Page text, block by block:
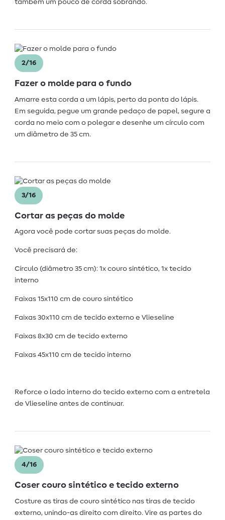
também um pouco de corda sobrando.
2/16
Fazer o molde para o fundo
Amarre esta corda a um lápis, perto da ponta do lápis.
Em seguida, pegue um grande pedaço de papel, segure a
corda no meio com o polegar e desenhe um círculo com
um diâmetro de 35 cm.
3/16
Cortar as peças do molde
Agora você pode cortar suas peças do molde.
Você precisará de:
Círculo (diâmetro 35 cm): 1x couro sintético, 1x tecido
interno
Faixas 15x110 cm de couro sintético
Faixas 30x110 cm de tecido externo e Vlieseline
Faixas 8x30 cm de tecido externo
Faixas 45x110 cm de tecido interno
Reforce o lado interno do tecido externo com a entretela
de Vlieseline antes de continuar.
4/16
Coser couro sintético e tecido externo
Costure as tiras de couro sintético nas tiras de tecido
externo, unindo-as direito com direito. Vire as partes do